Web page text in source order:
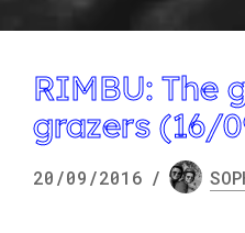
RIMBU: The
grazers (16/
20/09/2016 /